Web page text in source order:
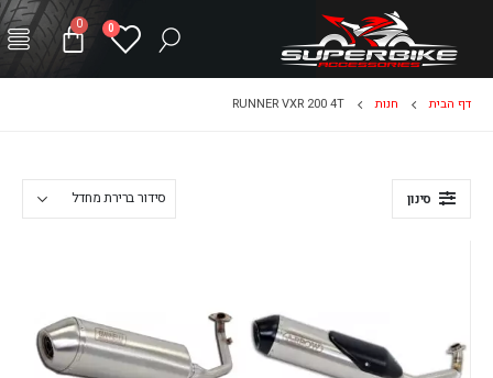
0
0
דף הבית חנות RUNNER VXR 200 4T
סינון